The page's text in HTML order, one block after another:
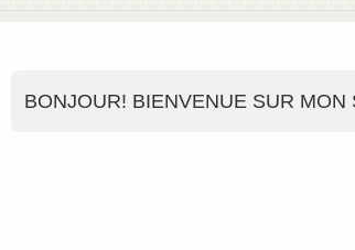
BONJOUR! BIENVENUE SUR MON